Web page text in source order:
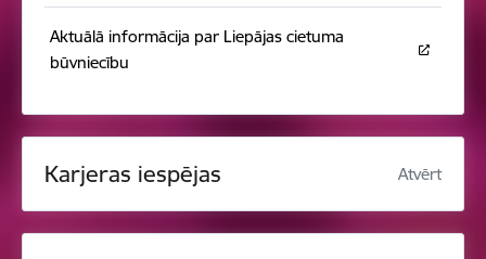
Aktuālā informācija par Liepājas cietuma
būvniecību
Karjeras iespējas Atvērt